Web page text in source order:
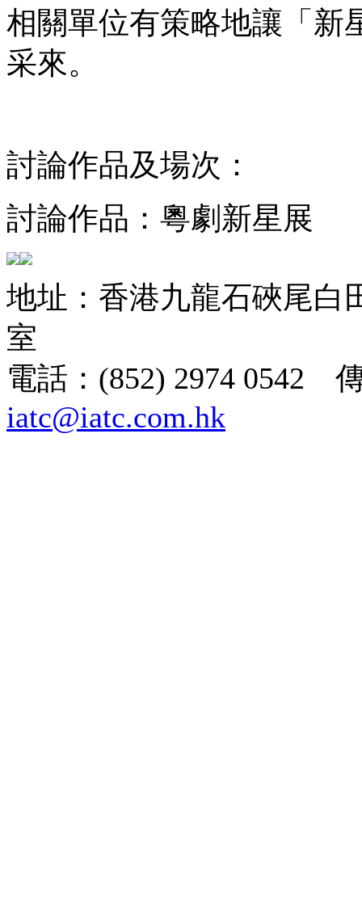
相關單位有策略地讓「新
采來。
討論作品及場次：
討論作品：粵劇新星展
地址：香港九龍石硤尾白
室
電話：(852) 2974 0542
iatc@iatc.com.hk